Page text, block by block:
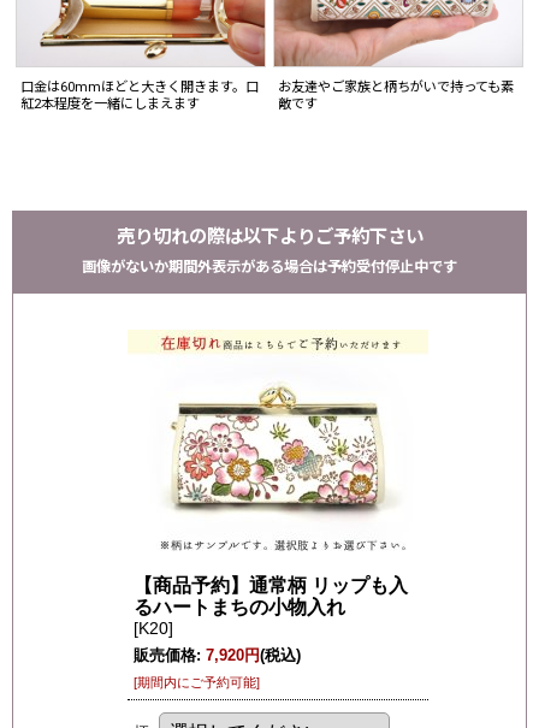
口金は60mmほどと大きく開きます。口
紅2本程度を一緒にしまえます
お友達やご家族と柄ちがいで持っても素
敵です
売り切れの際は以下よりご予約下さい
画像がないか期間外表示がある場合は予約受付停止中です